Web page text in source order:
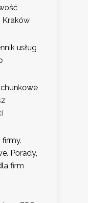
Kraków
usług
firmy.
Porady,
firm